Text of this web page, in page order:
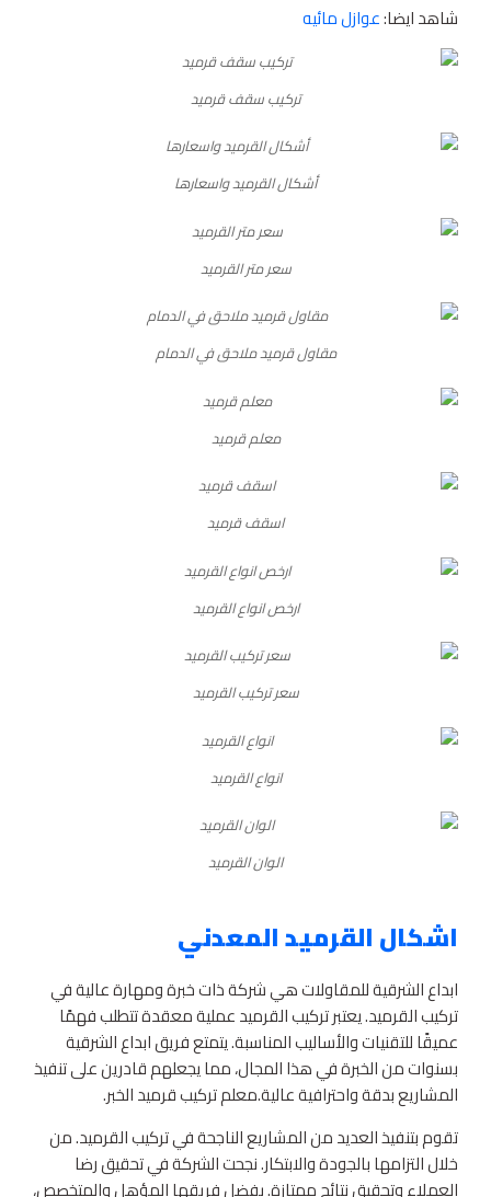
شاهد ايضا:عوازل مائيه
تركيب سقف قرميد
أشكال القرميد واسعارها
سعر متر القرميد
مقاول قرميد ملاحق في الدمام
معلم قرميد
اسقف قرميد
ارخص انواع القرميد
سعر تركيب القرميد
انواع القرميد
الوان القرميد
اشكال القرميد المعدني
ابداع الشرقية للمقاولات هي شركة ذات خبرة ومهارة عالية في
تركيب القرميد. يعتبر تركيب القرميد عملية معقدة تتطلب فهمًا
عميقًا للتقنيات والأساليب المناسبة. يتمتع فريق ابداع الشرقية
بسنوات من الخبرة في هذا المجال، مما يجعلهم قادرين على تنفيذ
المشاريع بدقة واحترافية عالية.معلم تركيب قرميد الخبر.
تقوم بتنفيذ العديد من المشاريع الناجحة في تركيب القرميد. من
خلال التزامها بالجودة والابتكار. نجحت الشركة في تحقيق رضا
العملاء وتحقيق نتائج ممتازة. بفضل فريقها المؤهل والمتخصص،